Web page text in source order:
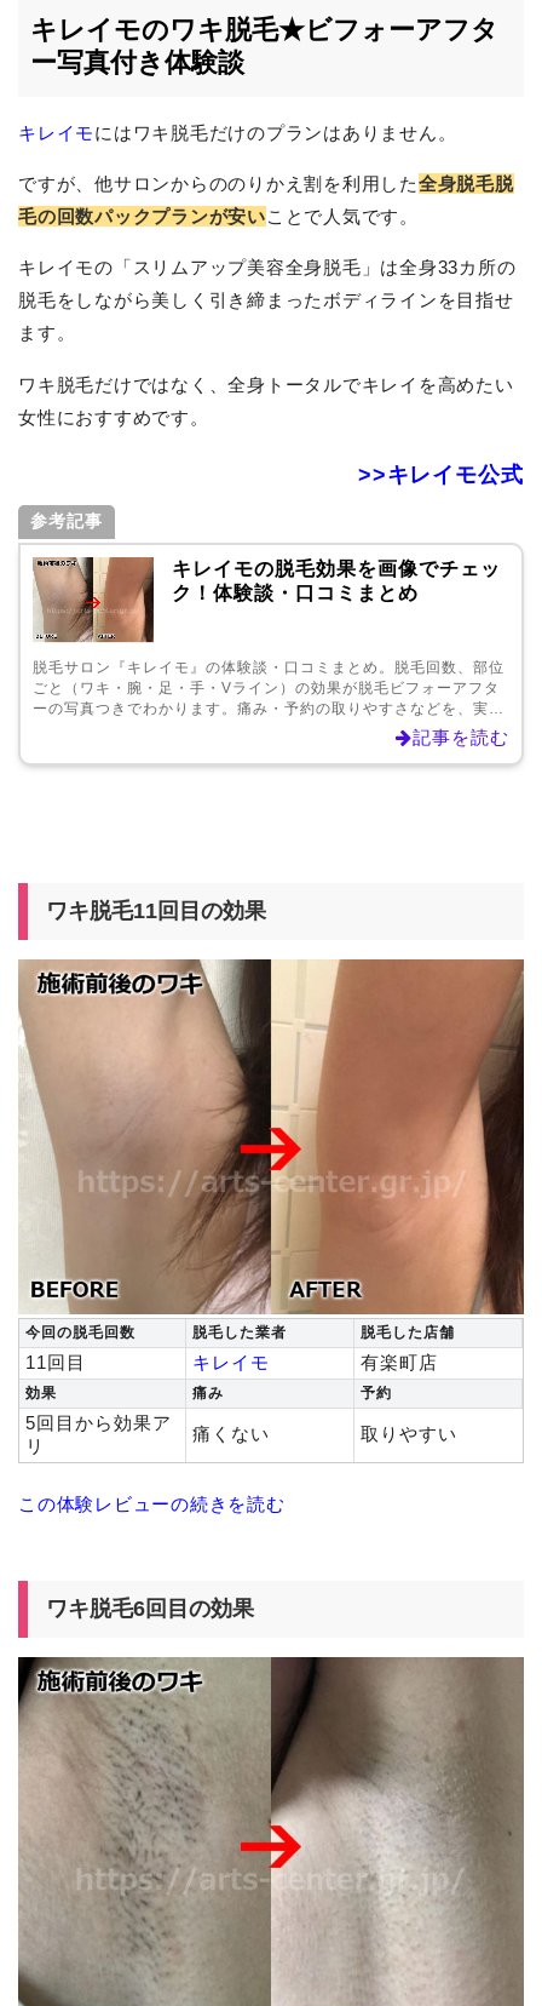
キレイモのワキ脱毛★ビフォーアフタ
ー写真付き体験談
キレイモにはワキ脱毛だけのプランはありません。
ですが、他サロンからののりかえ割を利用した全身脱毛脱
毛の回数パックプランが安いことで人気です。
キレイモの「スリムアップ美容全身脱毛」は全身33カ所の
脱毛をしながら美しく引き締まったボディラインを目指せ
ます。
ワキ脱毛だけではなく、全身トータルでキレイを高めたい
女性におすすめです。
>>キレイモ公式
参考記事
キレイモの脱毛効果を画像でチェッ
ク！体験談・口コミまとめ
脱毛サロン『キレイモ』の体験談・口コミまとめ。脱毛回数、部位
ごと（ワキ・腕・足・手・Vライン）の効果が脱毛ビフォーアフタ
ーの写真つきでわかります。痛み・予約の取りやすさなどを、実際
にキレイモで全身脱毛している女性たちの本音と脱毛効果が分かり
記事を読む
ワキ脱毛11回目の効果
今回の脱毛回数 脱毛した業者 脱毛した店舗
11回目 キレイモ 有楽町店
効果 痛み 予約
5回目から効果ア
リ
痛くない 取りやすい
この体験レビューの続きを読む
ワキ脱毛6回目の効果